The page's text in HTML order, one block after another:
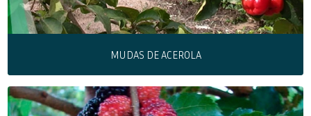
MUDAS DE ACEROLA